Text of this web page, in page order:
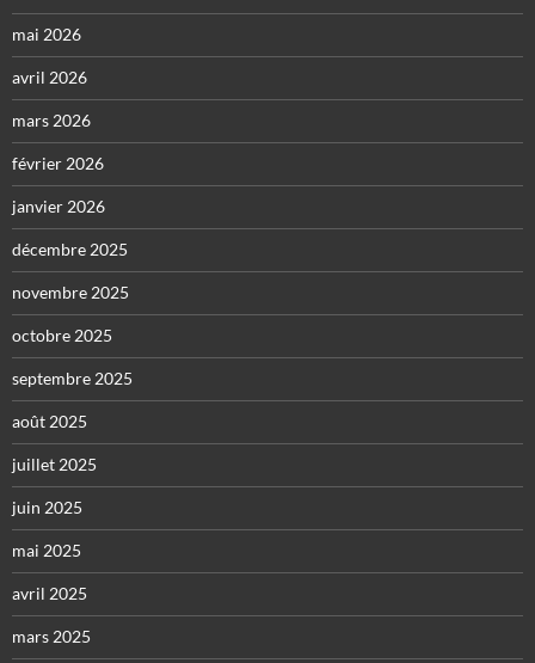
mai 2026
avril 2026
mars 2026
février 2026
janvier 2026
décembre 2025
novembre 2025
octobre 2025
septembre 2025
août 2025
juillet 2025
juin 2025
mai 2025
avril 2025
mars 2025